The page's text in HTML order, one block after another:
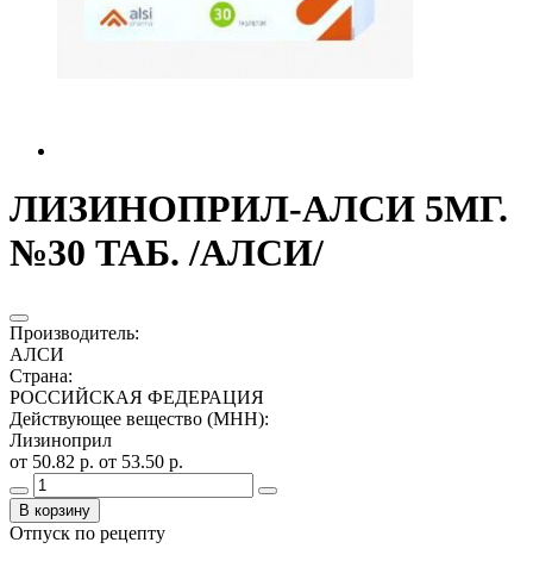
ЛИЗИНОПРИЛ-АЛСИ 5МГ.
№30 ТАБ. /АЛСИ/
Производитель:
АЛСИ
Страна:
РОССИЙСКАЯ ФЕДЕРАЦИЯ
Действующее вещество (МНН):
Лизиноприл
от 50.82 р. от 53.50 р.
В корзину
Отпуск по рецепту